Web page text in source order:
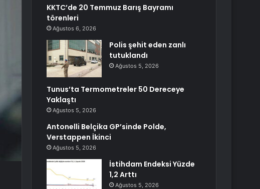
KKTC’de 20 Temmuz Barış Bayramı
törenleri
Ağustos 6, 2026
Polis şehit eden zanlı
tutuklandı
Ağustos 5, 2026
Tunus’ta Termometreler 50 Dereceye
Yaklaştı
Ağustos 5, 2026
Antonelli Belçika GP’sinde Polde,
Verstappen İkinci
Ağustos 5, 2026
İstihdam Endeksi Yüzde
1,2 Arttı
Ağustos 5, 2026